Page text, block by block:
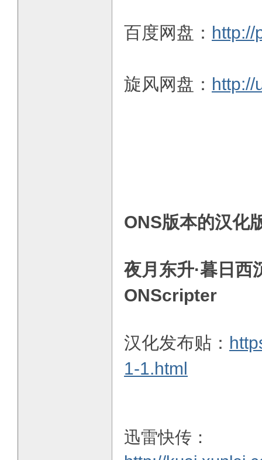
百度网盘： http://
旋风网盘： http://
ONS版本的汉化
夜月东升·暮日
ONScripter
汉化发布贴：
1-1.html
迅雷快传：